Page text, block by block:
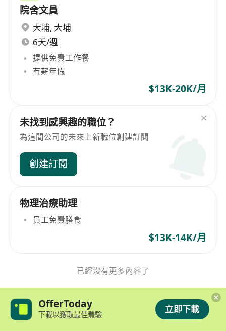
院舍文員
大埔, 大埔
6天/週
提供免費工作餐
有薪年假
$13K-20K/月
未找到感興趣的職位？
為這間公司的未來上新職位創建訂閱
創建訂閱
物理治療助理
員工免費膳食
$13K-14K/月
已經沒有更多內容了
OfferToday
下載以獲取最佳體驗 立即下載